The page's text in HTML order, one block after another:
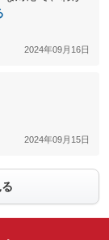
2024年09月16日
2024年09月15日